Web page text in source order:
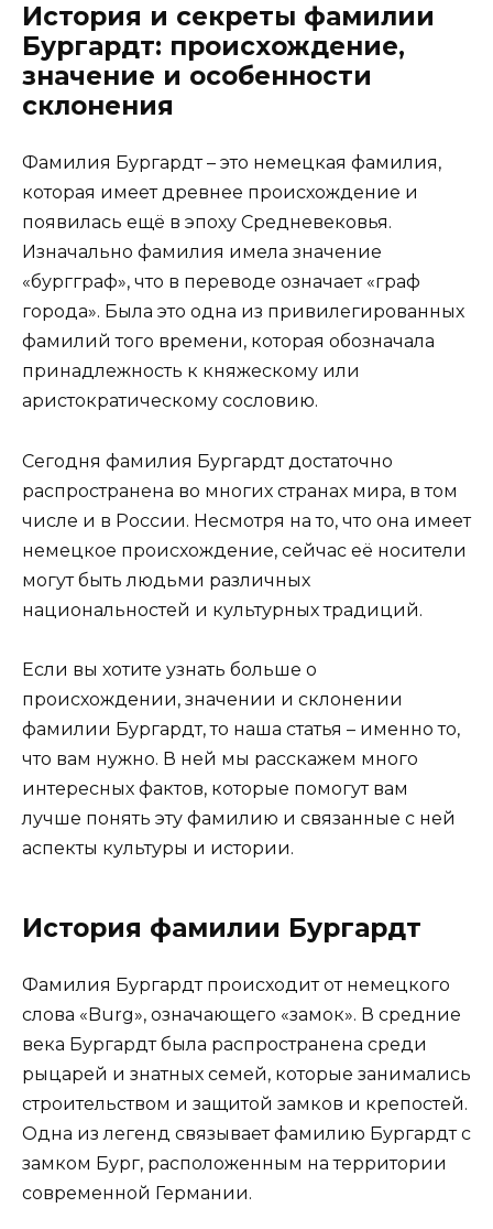
История и секреты фамилии
Бургардт: происхождение,
значение и особенности
склонения
Фамилия Бургардт – это немецкая фамилия,
которая имеет древнее происхождение и
появилась ещё в эпоху Средневековья.
Изначально фамилия имела значение
«бургграф», что в переводе означает «граф
города». Была это одна из привилегированных
фамилий того времени, которая обозначала
принадлежность к княжескому или
аристократическому сословию.
Сегодня фамилия Бургардт достаточно
распространена во многих странах мира, в том
числе и в России. Несмотря на то, что она имеет
немецкое происхождение, сейчас её носители
могут быть людьми различных
национальностей и культурных традиций.
Если вы хотите узнать больше о
происхождении, значении и склонении
фамилии Бургардт, то наша статья – именно то,
что вам нужно. В ней мы расскажем много
интересных фактов, которые помогут вам
лучше понять эту фамилию и связанные с ней
аспекты культуры и истории.
История фамилии Бургардт
Фамилия Бургардт происходит от немецкого
слова «Burg», означающего «замок». В средние
века Бургардт была распространена среди
рыцарей и знатных семей, которые занимались
строительством и защитой замков и крепостей.
Одна из легенд связывает фамилию Бургардт с
замком Бург, расположенным на территории
современной Германии.